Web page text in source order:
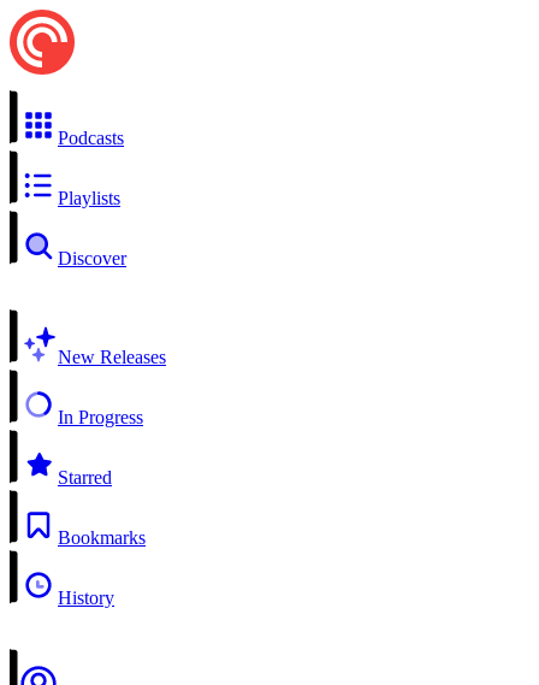
Podcasts
Playlists
Discover
New Releases
In Progress
Starred
Bookmarks
History